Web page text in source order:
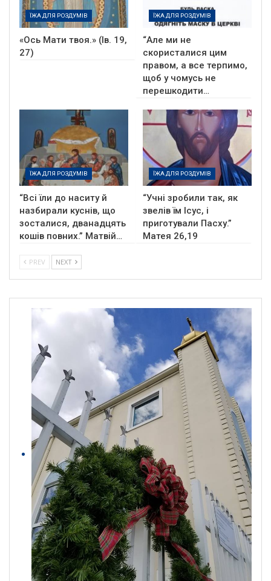
ЇЖА ДЛЯ РОЗДУМІВ
«Ось Мати твоя.» (Ів. 19,
27)
ЇЖА ДЛЯ РОЗДУМІВ
“Але ми не
скористалися цим
правом, а все терпимо,
щоб у чомусь не
перешкодити…
ЇЖА ДЛЯ РОЗДУМІВ
“Всі їли до наситу й
назбирали куснів, що
зосталися, дванадцять
кошів повних.” Матвій…
ЇЖА ДЛЯ РОЗДУМІВ
“Учні зробили так, як
звелів їм Ісус, і
приготували Пасху.”
Матея 26,19
PREV NEXT